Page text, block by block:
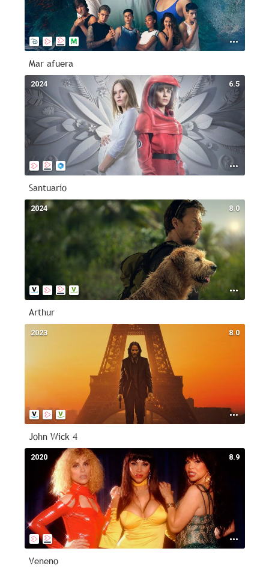
Mar afuera
6.5
2024
Santuario
8.0
2024
Arthur
8.0
2023
John Wick 4
8.9
2020
Veneno